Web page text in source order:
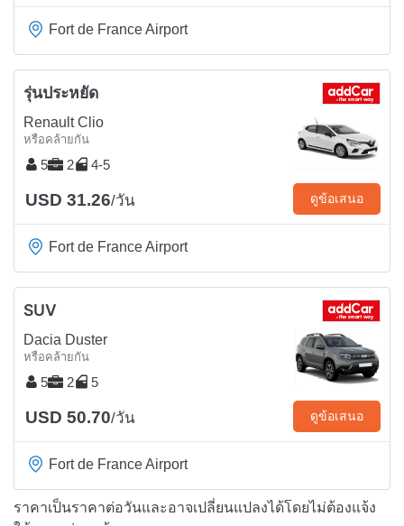
Fort de France Airport
รุ่นประหยัด
Renault Clio
หรือคล้ายกัน
5 2 4-5
USD 31.26/วัน ดูข้อเสนอ
Fort de France Airport
SUV
Dacia Duster
หรือคล้ายกัน
5 2 5
USD 50.70/วัน ดูข้อเสนอ
Fort de France Airport
ราคาเป็นราคาต่อวันและอาจเปลี่ยนแปลงได้โดยไม่ต้องแจ้ง